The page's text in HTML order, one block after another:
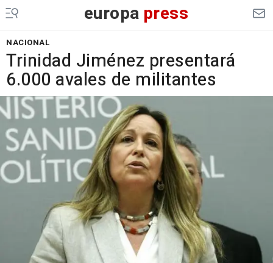
europa press
NACIONAL
Trinidad Jiménez presentará
6.000 avales de militantes